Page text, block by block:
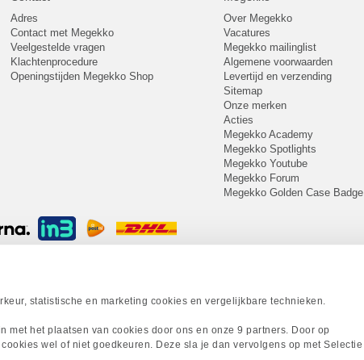
statistische en marketing cookies en vergelijkbare technieken.
met het plaatsen van cookies door ons en onze 9 partners. Door op
wel of niet goedkeuren. Deze sla je dan vervolgens op met Selectie
Adres
Contact met Megekko
Veelgestelde vragen
Klachtenprocedure
Openingstijden Megekko Shop
Over Megekko
Vacatures
Megekko mailinglist
Algemene voorwaarden
Levertijd en verzending
Sitemap
Onze merken
Acties
Megekko Academy
Megekko Spotlights
Megekko Youtube
Megekko Forum
Megekko Golden Case Badge